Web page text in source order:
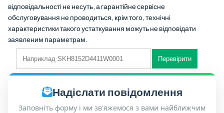
відповідальності не несуть, а гарантійне сервісне
обслуговування не проводиться, крім того, технічні
характеристики такого устаткування можуть не відповідати
заявленим параметрам.
Надіслати повідомлення
Заповніть форму і ми зв'яжемося з вами найближчим